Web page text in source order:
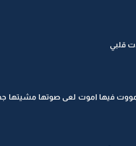
قلبي
أتحمل امووت فيها اموت لعى صوتها مشيتها